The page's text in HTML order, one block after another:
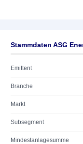
Stammdaten ASG
Emittent
Branche
Markt
Subsegment
Mindestanlagesumme